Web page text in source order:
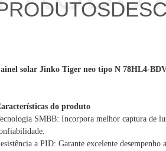
solar Jinko Tiger neo tipo N 78HL4-
do produto
SMBB: Incorpora melhor captura de
a PID: Garante excelente